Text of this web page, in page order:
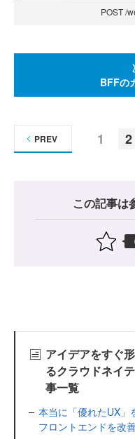
POST /
BFFの
1 2
PREV
この記事は
アイデアをすぐ
るクラウドネイ
事一覧
本当に「優れたUX」
フロントエンドを改